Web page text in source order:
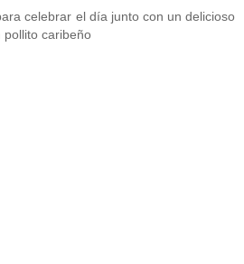
celebrar el día junto con un delicioso
pollito caribeño